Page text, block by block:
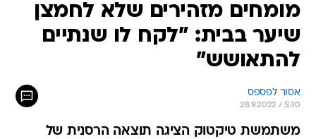
מומחים מזהירים שלא לחמצן
שיער בבית: "לקח לו שנתיים
להתאושש"
אסור לפספס
28.9.2022 / 5:30
משתמשת טיקטוק הציגה תוצאה הרסנית של